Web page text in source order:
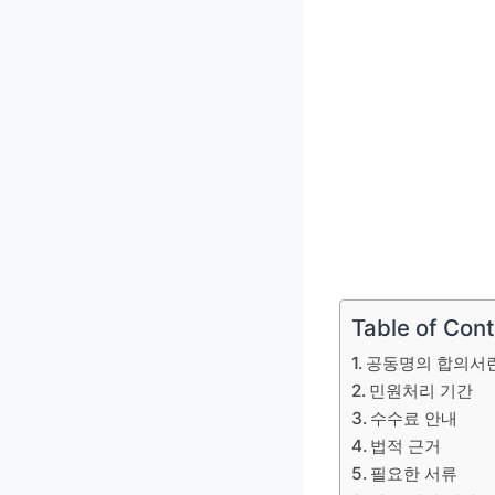
Table of
공동명의 합의서
민원처리 기간
수수료 안내
법적 근거
필요한 서류